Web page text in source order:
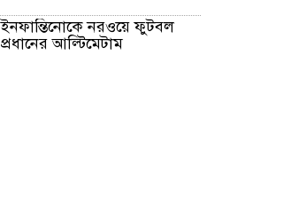
ইনফান্তিনোকে নরওয়ে ফুটবল
প্রধানের আল্টিমেটাম